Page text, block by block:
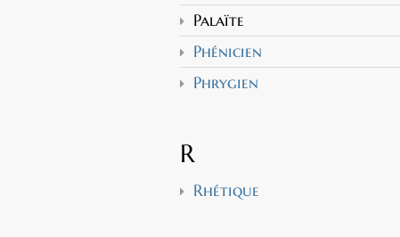
Palaïte
Phénicien
Phrygien
R
Rhétique